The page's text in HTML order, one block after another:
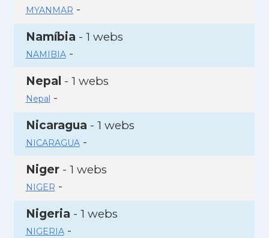
MYANMAR -
Namíbia - 1 webs
NAMIBIA-
Nepal - 1 webs
Nepal -
Nicaragua - 1 webs
NICARAGUA-
Niger- 1 webs
NIGER -
Nigeria - 1 webs
NIGERIA-